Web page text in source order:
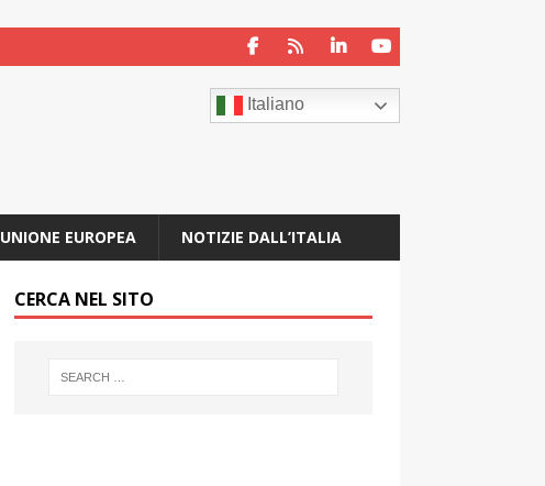
Italiano
UNIONE EUROPEA NOTIZIE DALL’ITALIA
CERCA NEL SITO